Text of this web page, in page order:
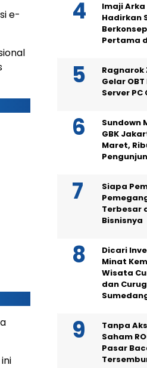
e-
Imaji
Hadirkan
Pertama
Ragnarok
Gelar
Server
Sundown
GBK
Maret,
Siapa
Terbesar
Bisnisnya
Dicari
Minat
Wisata
dan
Tanpa
Saham
Pasar